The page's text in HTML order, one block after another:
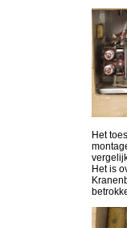
Het
Het is